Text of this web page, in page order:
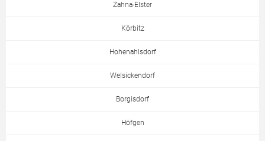
Zahna-Elster
Körbitz
Hohenahlsdorf
Welsickendorf
Borgisdorf
Höfgen